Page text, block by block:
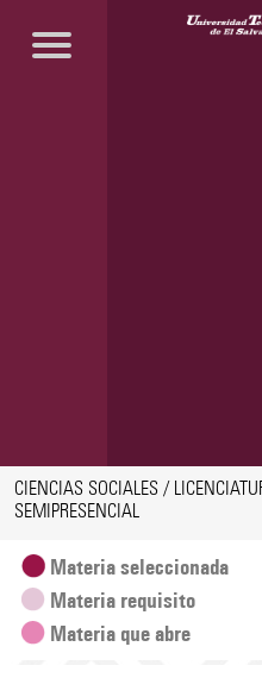
CIENCIAS SOCIALES /
SEMIPRESENCIAL
Materia seleccionada
Materia requisito
Materia que abre